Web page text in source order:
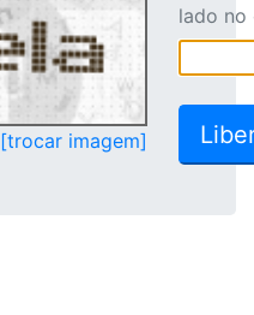
[trocar imagem]
lado no